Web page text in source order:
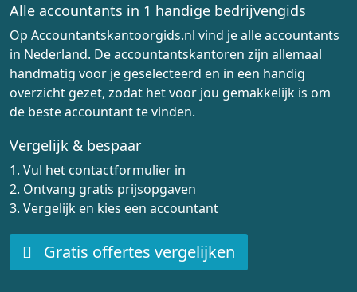
Alle accountants in 1 handige bedrijvengids
Op Accountantskantoorgids.nl vind je alle accountants
in Nederland. De accountantskantoren zijn allemaal
handmatig voor je geselecteerd en in een handig
overzicht gezet, zodat het voor jou gemakkelijk is om
de beste accountant te vinden.
Vergelijk & bespaar
1. Vul het contactformulier in
2. Ontvang gratis prijsopgaven
3. Vergelijk en kies een accountant
Gratis offertes vergelijken